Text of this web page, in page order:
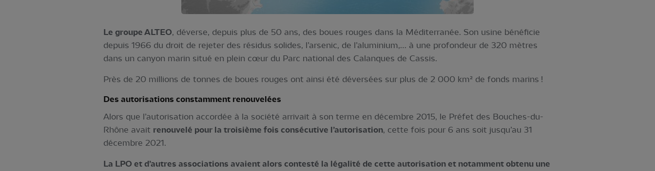
Le groupe ALTEO, déverse, depuis plus de 50 ans, des boues rouges dans la Méditerranée. Son usine bénéficie
depuis 1966 du droit de rejeter des résidus solides, l’arsenic, de l’aluminium,… à une profondeur de 320 mètres
dans un canyon marin situé en plein cœur du Parc national des Calanques de Cassis.
Près de 20 millions de tonnes de boues rouges ont ainsi été déversées sur plus de 2 000 km² de fonds marins !
Des autorisations constamment renouvelées
Alors que l’autorisation accordée à la société arrivait à son terme en décembre 2015, le Préfet des Bouches-du-
Rhône avait renouvelé pour la troisième fois consécutive l’autorisation, cette fois pour 6 ans soit jusqu’au 31
décembre 2021.
La LPO et d’autres associations avaient alors contesté la légalité de cette autorisation et notamment obtenu une